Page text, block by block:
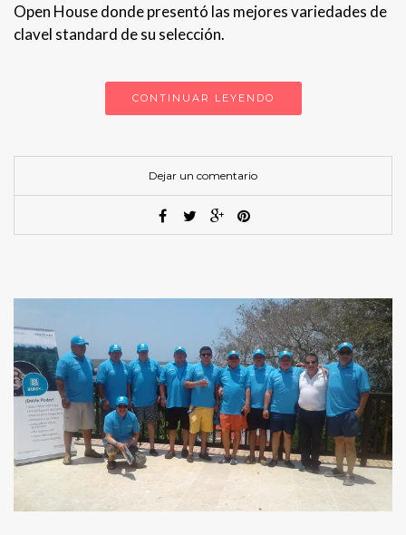
Open House donde presentó las mejores variedades de
clavel standard de su selección.
CONTINUAR LEYENDO
Dejar un comentario